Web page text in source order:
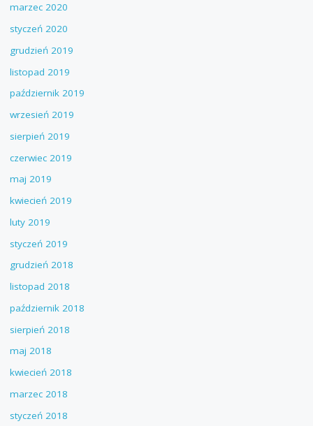
marzec 2020
styczeń 2020
grudzień 2019
listopad 2019
październik 2019
wrzesień 2019
sierpień 2019
czerwiec 2019
maj 2019
kwiecień 2019
luty 2019
styczeń 2019
grudzień 2018
listopad 2018
październik 2018
sierpień 2018
maj 2018
kwiecień 2018
marzec 2018
styczeń 2018